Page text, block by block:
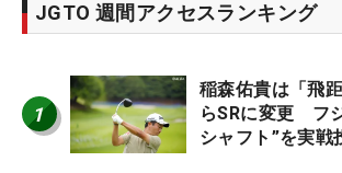
JGTO 週間アクセスランキング
1
稲森佑貴は「飛
らSRに変更 フ
シャフト”を実戦